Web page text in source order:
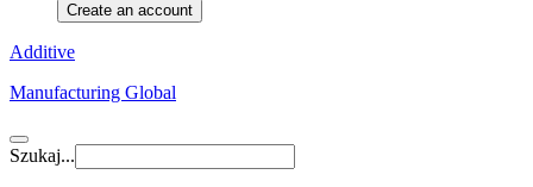
Create an account
Additive
Manufacturing Global
Szukaj...